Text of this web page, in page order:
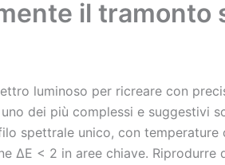
il tramonto
luminoso per ricreare con
dei più complessi e suggestivi
spettrale unico, con
ΔE < 2 in aree chiave.